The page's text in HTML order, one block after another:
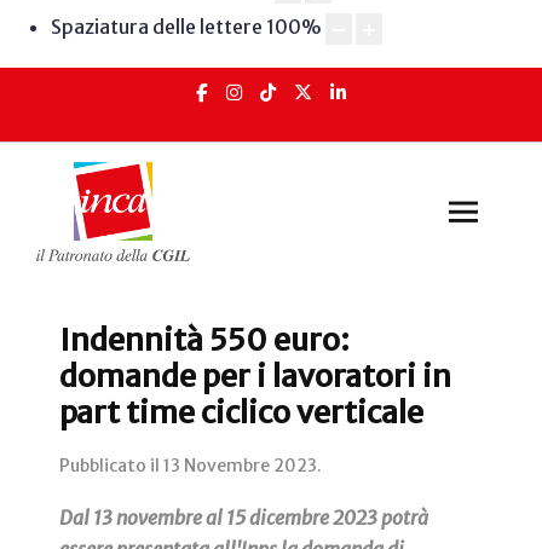
Spaziatura delle lettere 100%
Indennità 550 euro:
domande per i lavoratori in
part time ciclico verticale
Pubblicato il 13 Novembre 2023.
Dal 13 novembre al 15 dicembre 2023 potrà